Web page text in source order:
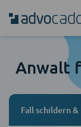
Anwalt
Fall schildern